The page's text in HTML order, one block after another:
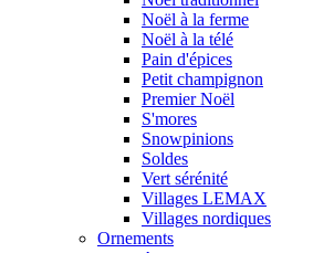
Noël à la ferme
Noël à la télé
Pain d'épices
Petit champignon
Premier Noël
S'mores
Snowpinions
Soldes
Vert sérénité
Villages LEMAX
Villages nordiques
Ornements